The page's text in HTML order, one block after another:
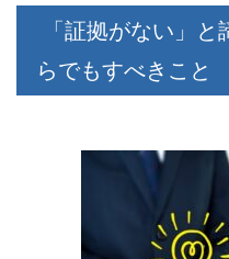
「証拠がない」
らでもすべきこと